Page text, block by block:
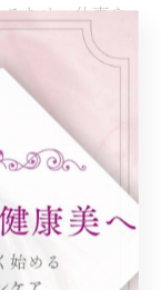
ため、仕事や
をつけると金
塗布や専用の
ライフスタイ
効果を日常に取